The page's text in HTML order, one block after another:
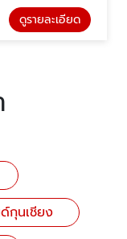
ดูรายละเอียด
กุนเชียง